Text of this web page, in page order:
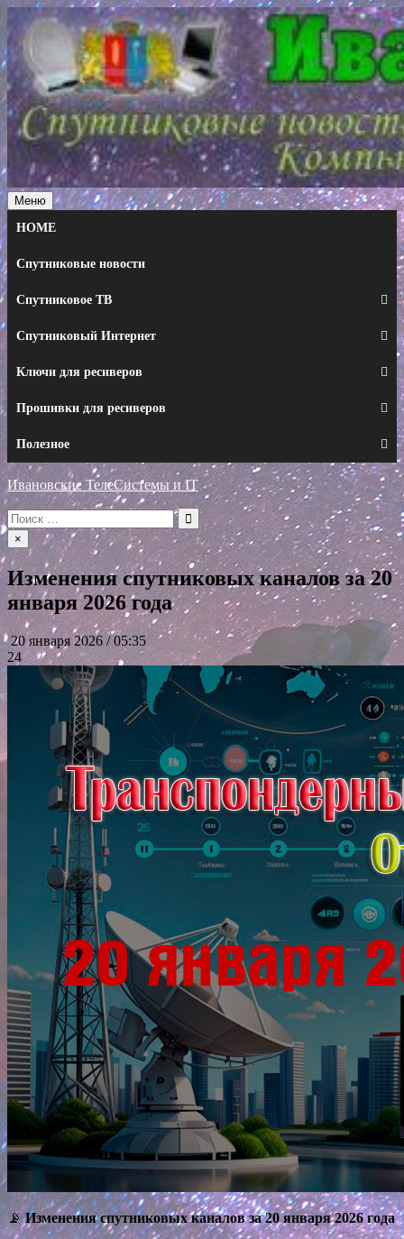
Перейти
к
содержимому
Меню
HOME
Спутниковые новости
Спутниковое ТВ
Спутниковый Интернет
Ключи для ресиверов
Прошивки для ресиверов
Полезное
Ивановские ТелеСистемы и IT
Искать:
×
Изменения спутниковых каналов за 20
января 2026 года
20 января 2026 / 05:35
24
📡Изменения спутниковых каналов за 20 января 2026 года